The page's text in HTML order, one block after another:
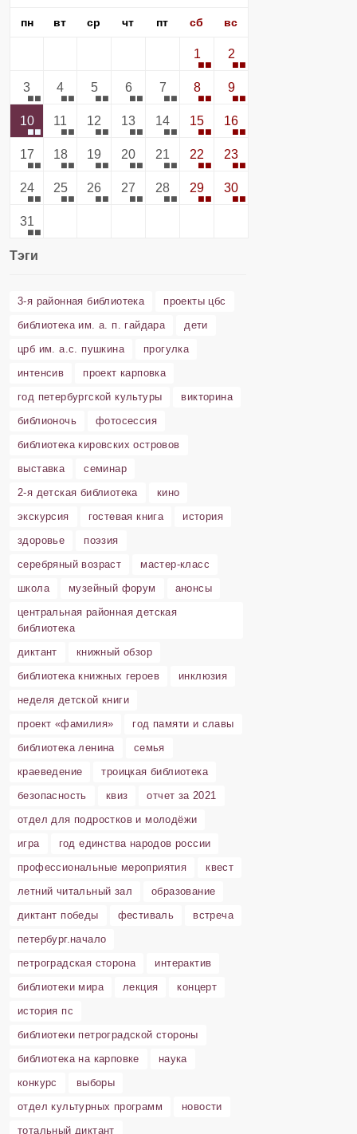
пн вт ср чт пт сб вс
1 2
3 4 5 6 7 8 9
10 11 12 13 14 15 16
17 18 19 20 21 22 23
24 25 26 27 28 29 30
31
Тэги
3-я районная библиотека
проекты цбс
библиотека им. а. п. гайдара
дети
црб им. а.с. пушкина
прогулка
интенсив
проект карповка
год петербургской культуры
викторина
библионочь
фотосессия
библиотека кировских островов
выставка
семинар
2-я детская библиотека
кино
экскурсия
гостевая книга
история
здоровье
поэзия
серебряный возраст
мастер-класс
школа
музейный форум
анонсы
центральная районная детская
библиотека
диктант
книжный обзор
библиотека книжных героев
инклюзия
неделя детской книги
проект «фамилия»
год памяти и славы
библиотека ленина
семья
краеведение
троицкая библиотека
безопасность
квиз
отчет за 2021
отдел для подростков и молодёжи
игра
год единства народов россии
профессиональные мероприятия
квест
летний читальный зал
образование
диктант победы
фестиваль
встреча
петербург.начало
петроградская сторона
интерактив
библиотеки мира
лекция
концерт
история пс
библиотеки петроградской стороны
библиотека на карповке
наука
конкурс
выборы
отдел культурных программ
новости
тотальный диктант